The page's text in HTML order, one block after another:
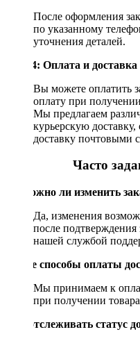
После оформления
по указанному
уточнения деталей.
Шаг 4: Оплата и доставка
Вы можете оплатить
оплату при
Мы предлагаем
курьерскую
доставку почтовыми
Часто
Возможно ли изменить
Да, изменения
после подтверждения
нашей службой
Какие способы оплаты
Мы принимаем к
при получении
Как отслеживать статус